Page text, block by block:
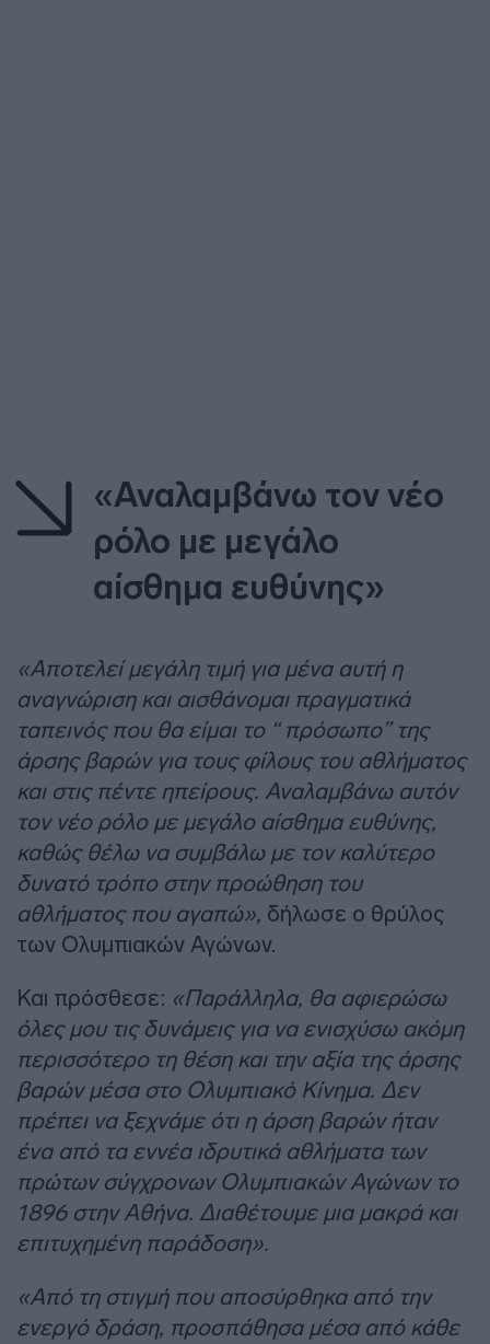
«Αναλαμβάνω τον νέο
ρόλο με μεγάλο
αίσθημα ευθύνης»
«Αποτελεί μεγάλη τιμή για μένα αυτή η
αναγνώριση και αισθάνομαι πραγματικά
ταπεινός που θα είμαι το “ πρόσωπο” της
άρσης βαρών για τους φίλους του αθλήματος
και στις πέντε ηπείρους. Αναλαμβάνω αυτόν
τον νέο ρόλο με μεγάλο αίσθημα ευθύνης,
καθώς θέλω να συμβάλω με τον καλύτερο
δυνατό τρόπο στην προώθηση του
αθλήματος που αγαπώ», δήλωσε ο θρύλος
των Ολυμπιακών Αγώνων.
Και πρόσθεσε: «Παράλληλα, θα αφιερώσω
όλες μου τις δυνάμεις για να ενισχύσω ακόμη
περισσότερο τη θέση και την αξία της άρσης
βαρών μέσα στο Ολυμπιακό Κίνημα. Δεν
πρέπει να ξεχνάμε ότι η άρση βαρών ήταν
ένα από τα εννέα ιδρυτικά αθλήματα των
πρώτων σύγχρονων Ολυμπιακών Αγώνων το
1896 στην Αθήνα. Διαθέτουμε μια μακρά και
επιτυχημένη παράδοση».
«Από τη στιγμή που αποσύρθηκα από την
ενεργό δράση, προσπάθησα μέσα από κάθε